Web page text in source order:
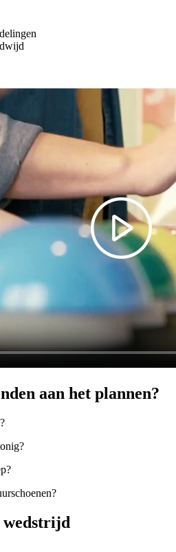
aan het plannen?
wedstrijd